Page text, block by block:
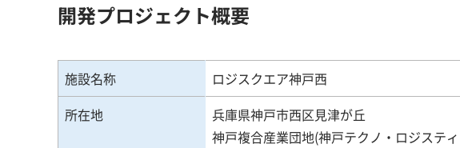
開発プロジェクト概要
施設名称
ロジスクエア神戸西
所在地
兵庫県神戸市西区見津が丘
神戸複合産業団地(神戸テクノ・ロジステ